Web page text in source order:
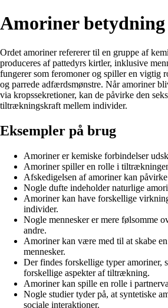
Amoriner betydning
Ordet amoriner refererer til en gruppe af
produceres af pattedyrs kirtler, inklusive
fungerer som feromoner og spiller en vigtig
og parrede adfærdsmønstre. Når amoriner
via kropssekretioner, kan de påvirke den
tiltrækningskraft mellem individer.
Eksempler på brug
Amoriner er kemiske forbindelser
Amoriner spiller en rolle i
Afskedigelsen af amoriner kan
Nogle dufte indeholder naturlige
Amoriner kan have forskellige
individer.
Nogle mennesker er mere følsomme
andre.
Amoriner kan være med til at skabe
mennesker.
Der findes forskellige typer amoriner,
forskellige aspekter af tiltrækning.
Amoriner kan spille en rolle i
Nogle studier tyder på, at syntetiske
sociale interaktioner.